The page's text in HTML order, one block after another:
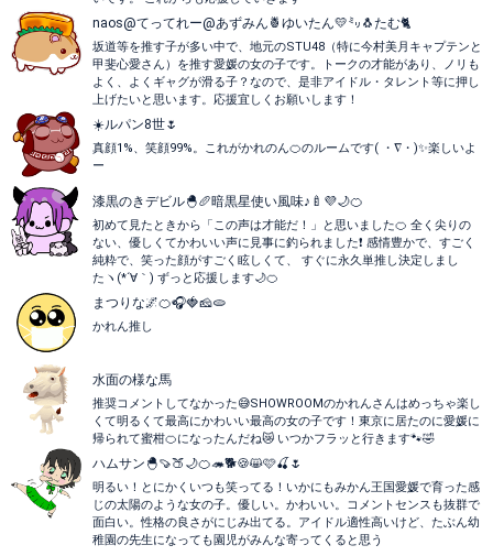
naos@てってれー@あずみん🍍ゆいたん💛㍉🐧たむ🐈
坂道等を推す子が多い中で、地元のSTU48（特に今村美月キャプテンと
甲斐心愛さん）を推す愛媛の女の子です。トークの才能があり、ノリも
よく、よくギャグが滑る子？なので、是非アイドル・タレント等に押し
上げたいと思います。応援宜しくお願いします！
☀️ルパン8世🌷
真顔1%、笑顔99%。これがかれのん🍊のルームです( ・∇・)✨楽しいよ
ー
漆黒のきデビル🐣🥖暗黒星使い風味♪🍼💜🌙🍊
初めて見たときから「この声は才能だ！」と思いました🍊 全く尖りの
ない、優しくてかわいい声に見事に釣られました❗️ 感情豊かで、すごく
純粋で、笑った顔がすごく眩しくて、 すぐに永久単推し決定しまし
たヽ(*´∀｀) ずっと応援します🌙🍊
まつりな🌌🍊🎧🍓🧀🫓
かれん推し
水面の様な馬
推奨コメントしてなかった😅SHOWROOMのかれんさんはめっちゃ楽し
くて明るくて最高にかわいい最高の女の子です！東京に居たのに愛媛に
帰られて蜜柑🍊になったんだね😿 いつかフラッと行きます🐾🤣
ハムサン🐣🍠🍑🌙🍊🦔🐕️🍪😸🩷🍒🌷
明るい！とにかくいつも笑ってる！いかにもみかん王国愛媛で育った感
じの太陽のような女の子。優しい。かわいい。コメントセンスも抜群で
面白い。性格の良さがにじみ出てる。アイドル適性高いけど、たぶん幼
稚園の先生になっても園児がみんな寄ってくると思う